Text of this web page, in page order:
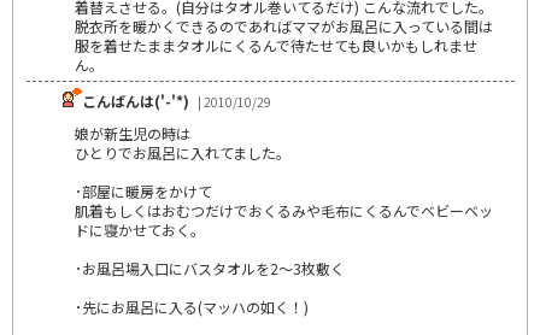
着替えさせる。(自分はタオル巻いてるだけ) こんな流れでした。
脱衣所を暖かくできるのであればママがお風呂に入っている間は
服を着せたままタオルにくるんで待たせても良いかもしれませ
ん。
こんばんは('-'*) | 2010/10/29
娘が新生児の時は
ひとりでお風呂に入れてました。
･部屋に暖房をかけて
肌着もしくはおむつだけでおくるみや毛布にくるんでベビーベッ
ドに寝かせておく。
･お風呂場入口にバスタオルを2～3枚敷く
･先にお風呂に入る(マッハの如く！)